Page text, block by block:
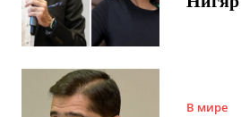
В мире